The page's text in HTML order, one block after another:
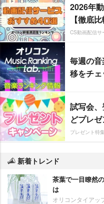
2026年
【徹底比
CS動画配信サ
毎週の
移をチェ
試写会
どプレゼ
プレゼント特集
新着トレンド
茶葉で一目瞭然
は
オリコンタイアッ